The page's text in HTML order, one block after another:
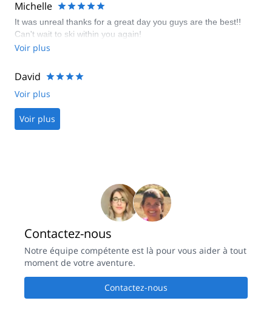
Michelle
It was unreal thanks for a great day you guys are the best!!
Can't wait to ski within you again!
Voir plus
David
Voir plus
Voir plus
Contactez-nous
Notre équipe compétente est là pour vous aider à tout
moment de votre aventure.
Contactez-nous